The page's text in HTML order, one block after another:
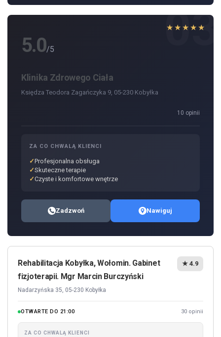
03
★★★★★
5.0/5
Klinika Zdrowego Ciała
Księdza Teodora Zagańczyka 9, 05-230 Kobyłka
10 opinii
ZA CO CHWALĄ KLIENCI
Profesjonalna obsługa
Skuteczne terapie
Czyste i komfortowe wnętrze
Zadzwoń Nawiguj
Rehabilitacja Kobyłka, Wołomin. Gabinet
fizjoterapii. Mgr Marcin Burczyński
Nadarzyńska 35, 05-230 Kobyłka
★ 4.9
OTWARTE DO 21:00 30 opinii
ZA CO CHWALĄ KLIENCI